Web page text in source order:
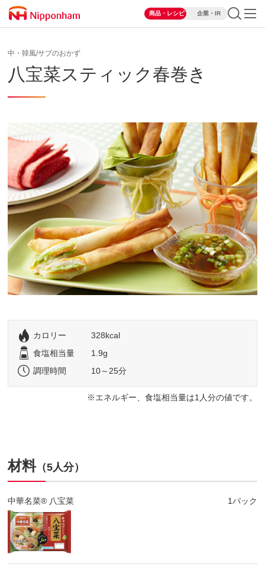
商品・レシピ 企業・IR
中・韓風/サブのおかず
八宝菜スティック春巻き
カロリー
328kcal
食塩相当量
1.9g
調理時間
10～25分
エネルギー、食塩相当量は1人分の値です。
材料（5人分）
中華名菜® 八宝菜 1パック